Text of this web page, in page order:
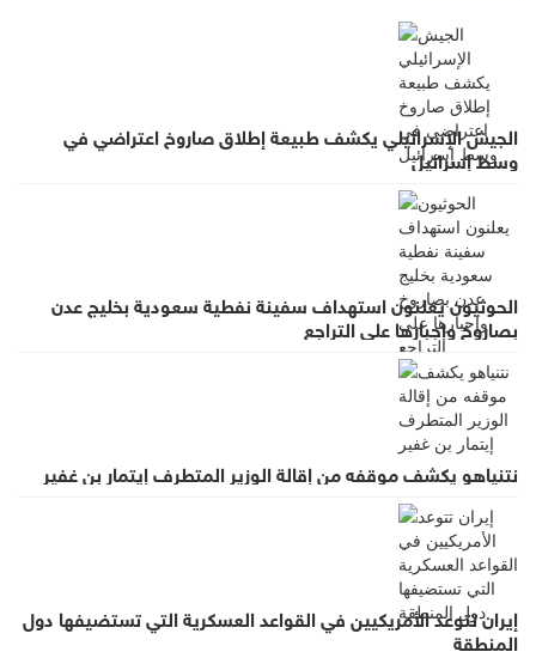
الجيش الإسرائيلي يكشف طبيعة إطلاق صاروخ اعتراضي في
وسط إسرائيل
الحوثيون يعلنون استهداف سفينة نفطية سعودية بخليج عدن
بصاروخ وإجبارها على التراجع
نتنياهو يكشف موقفه من إقالة الوزير المتطرف إيتمار بن غفير
إيران تتوعد الأمريكيين في القواعد العسكرية التي تستضيفها دول
المنطقة